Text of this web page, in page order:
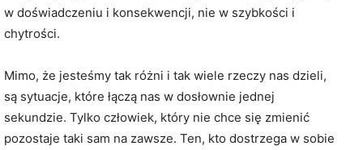
w doświadczeniu i konsekwencji, nie w szybkości i
chytrości.
Mimo, że jesteśmy tak różni i tak wiele rzeczy nas dzieli,
są sytuacje, które łączą nas w dosłownie jednej
sekundzie. Tylko człowiek, który nie chce się zmienić
pozostaje taki sam na zawsze. Ten, kto dostrzega w sobie